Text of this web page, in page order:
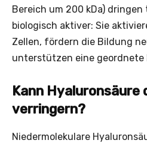
Bereich um 200 kDa)
biologisch aktiver: Sie
Zellen, fördern die Bildung
unterstützen eine geordnete
Kann Hyaluronsäure
verringern?
Niedermolekulare